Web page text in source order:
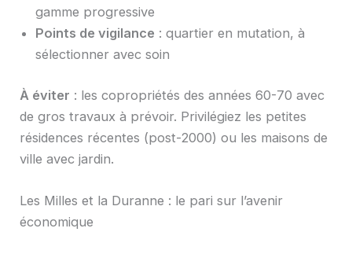
gamme progressive
Points de vigilance : quartier en mutation, à
sélectionner avec soin
À éviter : les copropriétés des années 60-70 avec
de gros travaux à prévoir. Privilégiez les petites
résidences récentes (post-2000) ou les maisons de
ville avec jardin.
Les Milles et la Duranne : le pari sur l’avenir
économique